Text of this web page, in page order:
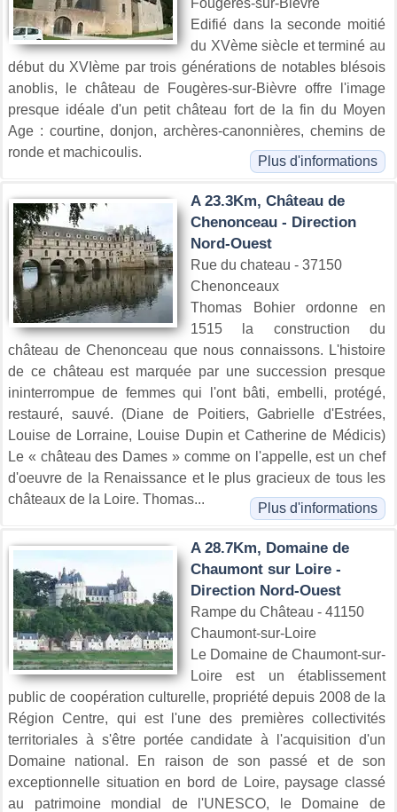
Fougères-sur-Bièvre
Edifié dans la seconde moitié
du XVème siècle et terminé au
début du XVIème par trois générations de notables blésois
anoblis, le château de Fougères-sur-Bièvre offre l'image
presque idéale d'un petit château fort de la fin du Moyen
Age : courtine, donjon, archères-canonnières, chemins de
ronde et machicoulis.
Plus d'informations
A 23.3Km, Château de
Chenonceau - Direction
Nord-Ouest
Rue du chateau - 37150
Chenonceaux
Thomas Bohier ordonne en
1515 la construction du
château de Chenonceau que nous connaissons. L'histoire
de ce château est marquée par une succession presque
ininterrompue de femmes qui l'ont bâti, embelli, protégé,
restauré, sauvé. (Diane de Poitiers, Gabrielle d'Estrées,
Louise de Lorraine, Louise Dupin et Catherine de Médicis)
Le « château des Dames » comme on l'appelle, est un chef
d'oeuvre de la Renaissance et le plus gracieux de tous les
châteaux de la Loire. Thomas...
Plus d'informations
A 28.7Km, Domaine de
Chaumont sur Loire -
Direction Nord-Ouest
Rampe du Château - 41150
Chaumont-sur-Loire
Le Domaine de Chaumont-sur-
Loire est un établissement
public de coopération culturelle, propriété depuis 2008 de la
Région Centre, qui est l'une des premières collectivités
territoriales à s'être portée candidate à l'acquisition d'un
Domaine national. En raison de son passé et de son
exceptionnelle situation en bord de Loire, paysage classé
au patrimoine mondial de l'UNESCO, le Domaine de